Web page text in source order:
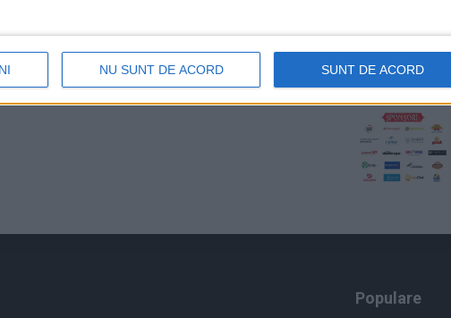
NU SUNT DE ACORD SUNT DE ACORD
Populare